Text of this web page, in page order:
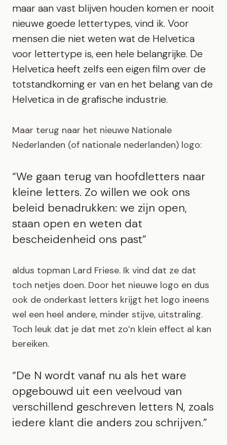
maar aan vast blijven houden komen er nooit
nieuwe goede lettertypes, vind ik. Voor
mensen die niet weten wat de Helvetica
voor lettertype is, een hele belangrijke. De
Helvetica heeft zelfs een eigen film over de
totstandkoming er van en het belang van de
Helvetica in de grafische industrie.
Maar terug naar het nieuwe Nationale
Nederlanden (of nationale nederlanden) logo:
“We gaan terug van hoofdletters naar
kleine letters. Zo willen we ook ons
beleid benadrukken: we zijn open,
staan open en weten dat
bescheidenheid ons past”
aldus topman Lard Friese. Ik vind dat ze dat
toch netjes doen. Door het nieuwe logo en dus
ook de onderkast letters krijgt het logo ineens
wel een heel andere, minder stijve, uitstraling.
Toch leuk dat je dat met zo’n klein effect al kan
bereiken.
“De N wordt vanaf nu als het ware
opgebouwd uit een veelvoud van
verschillend geschreven letters N, zoals
iedere klant die anders zou schrijven.”